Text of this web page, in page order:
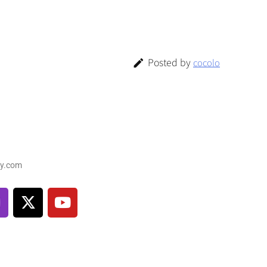
 Posted by cocolo